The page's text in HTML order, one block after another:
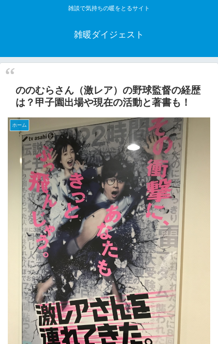
雑談で気持ちの暖をとるサイト
雑暖ダイジェスト
ののむらさん（激レア）の野球監督の経歴
は？甲子園出場や現在の活動と著書も！
ホーム